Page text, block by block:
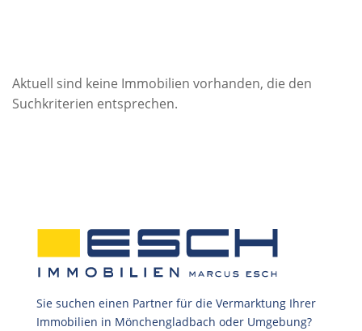
Aktuell sind keine Immobilien vorhanden, die den
Suchkriterien entsprechen.
Sie suchen einen Partner für die Vermarktung Ihrer
Immobilien in Mönchengladbach oder Umgebung?